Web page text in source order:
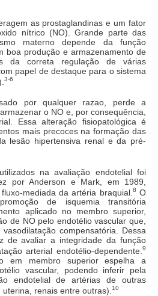
as prostaglandinas e um fator
nítrico (NO). Grande parte das
materno depende da função
boa produção e armazenamento de
da correta regulação de várias
papel de destaque para o sistema
3-6
por qualquer razao, perde a
o NO e, por consequência,
Essa alteração fisiopatológica é
mais precoces na formação das
lesão hipertensiva renal e da pré-
na avaliação endotelial foi
por Anderson e Mark, em 1989,
mediada da artéria braquial. 8 O
de isquemia transitória
aplicado no membro superior,
de NO pelo endotélio vascular que,
compensatória. Dessa
de avaliar a integridade da função
arterial endotélio-dependente. 9
em membro superior espelha a
vascular, podendo inferir pela
endotelial de artérias de outras
renais entre outras). 10